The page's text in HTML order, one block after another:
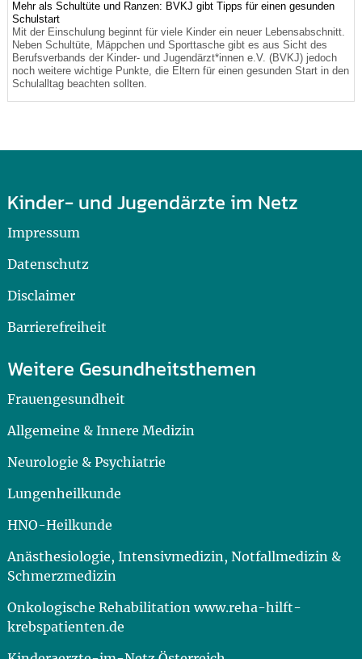
Mehr als Schultüte und Ranzen: BVKJ gibt Tipps für einen gesunden
Schulstart
Mit der Einschulung beginnt für viele Kinder ein neuer Lebensabschnitt.
Neben Schultüte, Mäppchen und Sporttasche gibt es aus Sicht des
Berufsverbands der Kinder- und Jugendärzt*innen e.V. (BVKJ) jedoch
noch weitere wichtige Punkte, die Eltern für einen gesunden Start in den
Schulalltag beachten sollten.
Kinder- und Jugendärzte im Netz
Impressum
Datenschutz
Disclaimer
Barrierefreiheit
Weitere Gesundheitsthemen
Frauengesundheit
Allgemeine & Innere Medizin
Neurologie & Psychiatrie
Lungenheilkunde
HNO-Heilkunde
Anästhesiologie, Intensivmedizin, Notfallmedizin &
Schmerzmedizin
Onkologische Rehabilitation www.reha-hilft-
krebspatienten.de